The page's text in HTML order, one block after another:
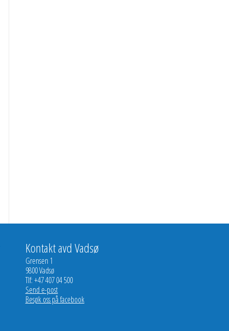
Kontakt avd Vadsø
Grensen 1
9800 Vadsø
Tlf: +47 407 04 500
Send e-post
Besøk oss på facebook